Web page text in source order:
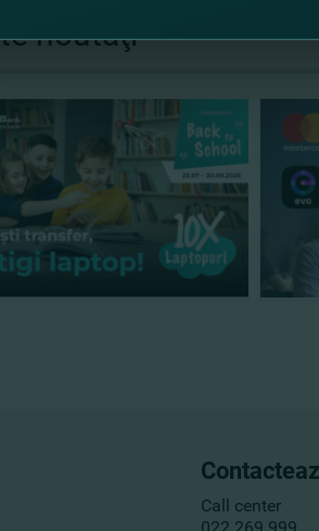
noutăţi
Call center